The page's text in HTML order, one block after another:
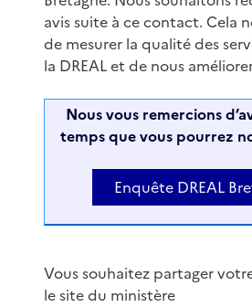
avis suite à ce contact. Cela
de mesurer la qualité des
la DREAL et de nous
Nous vous remercions
temps que vous pourrez
Enquête DREAL
Vous souhaitez partager
le site du ministère